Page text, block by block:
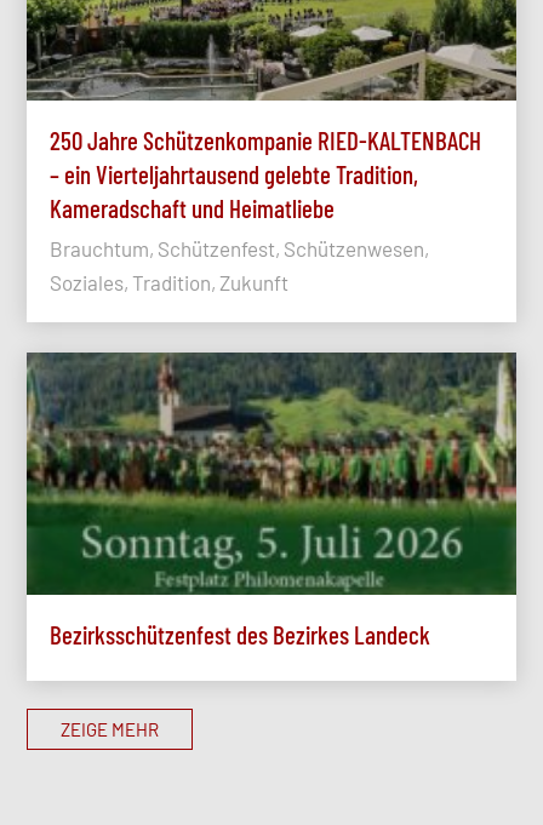
250 Jahre Schützenkompanie RIED-KALTENBACH
– ein Vierteljahrtausend gelebte Tradition,
Kameradschaft und Heimatliebe
Brauchtum, Schützenfest, Schützenwesen,
Soziales, Tradition, Zukunft
Bezirksschützenfest des Bezirkes Landeck
ZEIGE MEHR